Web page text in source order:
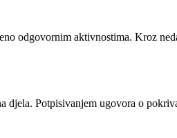
odgovornim aktivnostima. Kroz
djela. Potpisivanjem ugovora o